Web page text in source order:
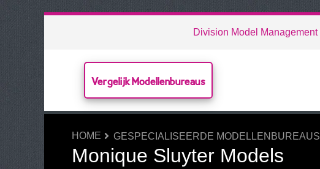
Division Model Management
Vergelijk Modellenbureaus
HOME GESPECIALISEERDE MODELLENBUREAUS
Monique Sluyter Models